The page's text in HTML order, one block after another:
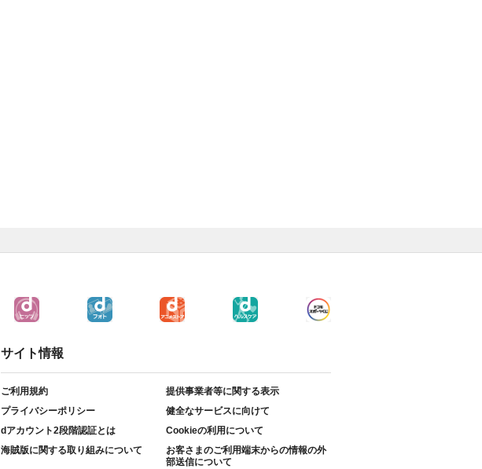
サイト情報
ご利用規約
提供事業者等に関する表示
プライバシーポリシー
健全なサービスに向けて
dアカウント2段階認証とは
Cookieの利用について
海賊版に関する取り組みについて
お客さまのご利用端末からの情報の外
部送信について